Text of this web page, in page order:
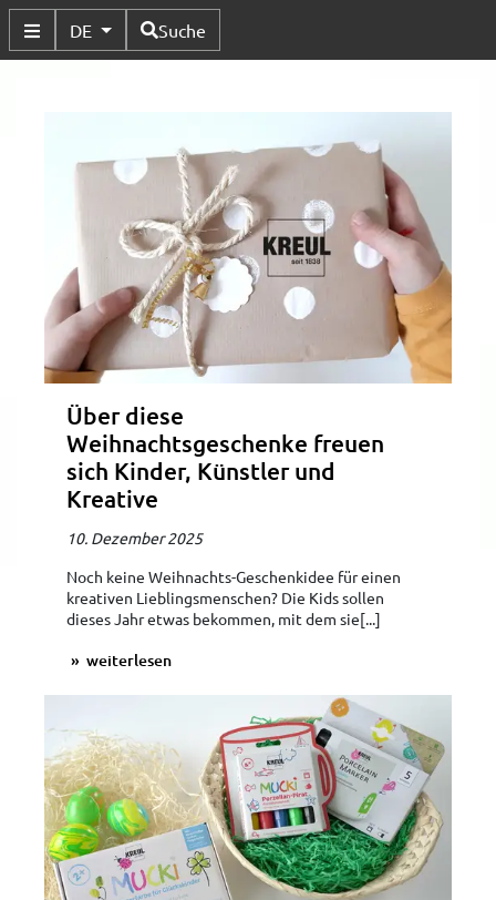
Untermenü Umschalten
DE Verfügbare Sprachen
Suche
Über diese
Weihnachtsgeschenke freuen
sich Kinder, Künstler und
Kreative
10. Dezember 2025
Noch keine Weihnachts-Geschenkidee für einen
kreativen Lieblingsmenschen? Die Kids sollen
dieses Jahr etwas bekommen, mit dem sie[...]
weiterlesen